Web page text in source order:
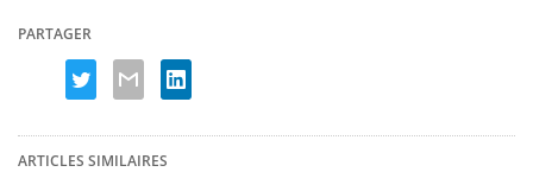
PARTAGER
ARTICLES SIMILAIRES